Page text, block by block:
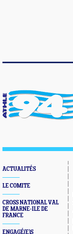
ACTUALITÉS
LE COMITE
CROSS NATIONAL VAL
DE MARNE-ILE DE
FRANCE
ENGAGÉ(E)S